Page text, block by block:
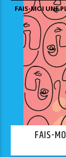
FAIS-MOI UNE
FAIS-